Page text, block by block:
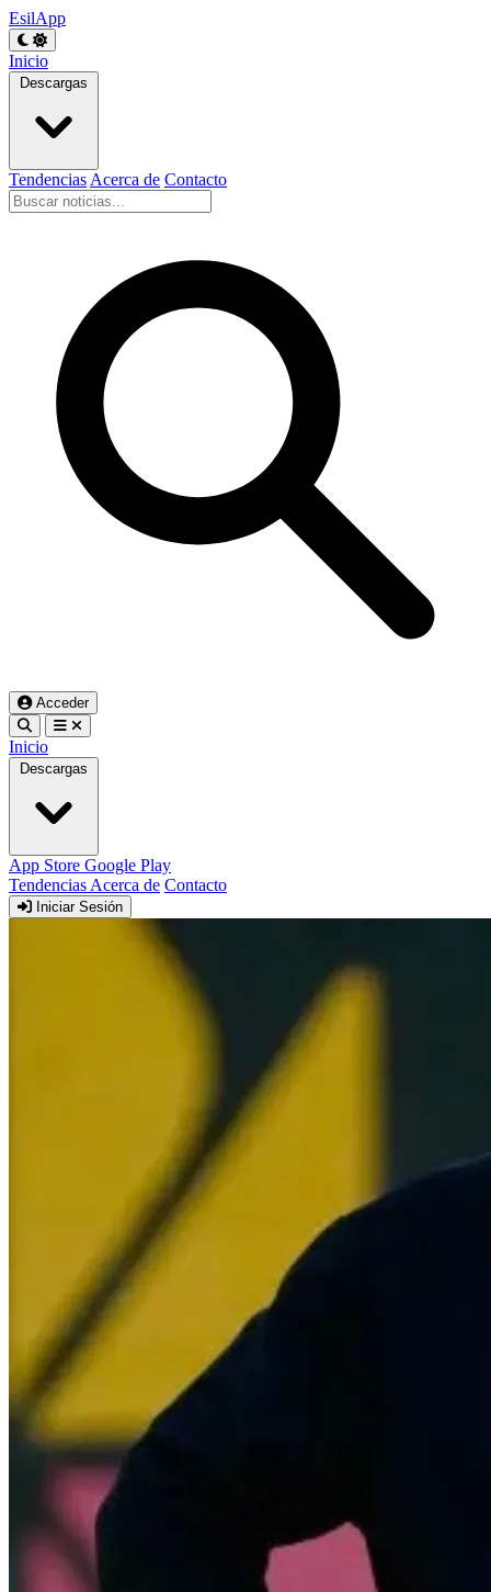
EsilApp
Inicio
Descargas
Tendencias Acerca de Contacto
Acceder
Inicio
Descargas
App Store Google Play
Tendencias Acerca de Contacto
Iniciar Sesión